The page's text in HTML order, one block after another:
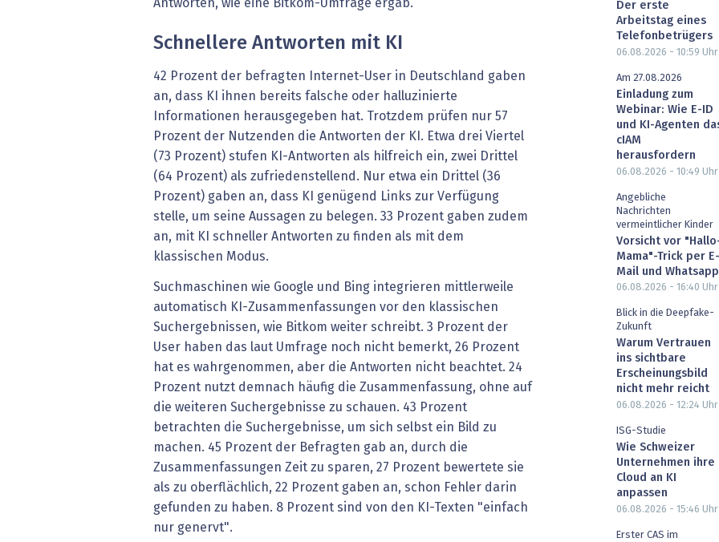
Antworten, wie eine Bitkom-Umfrage ergab.
Schnellere Antworten mit KI
42 Prozent der befragten Internet-User in Deutschland gaben
an, dass KI ihnen bereits falsche oder halluzinierte
Informationen herausgegeben hat. Trotzdem prüfen nur 57
Prozent der Nutzenden die Antworten der KI. Etwa drei Viertel
(73 Prozent) stufen KI-Antworten als hilfreich ein, zwei Drittel
(64 Prozent) als zufriedenstellend. Nur etwa ein Drittel (36
Prozent) gaben an, dass KI genügend Links zur Verfügung
stelle, um seine Aussagen zu belegen. 33 Prozent gaben zudem
an, mit KI schneller Antworten zu finden als mit dem
klassischen Modus.
Suchmaschinen wie Google und Bing integrieren mittlerweile
automatisch KI-Zusammenfassungen vor den klassischen
Suchergebnissen, wie Bitkom weiter schreibt. 3 Prozent der
User haben das laut Umfrage noch nicht bemerkt, 26 Prozent
hat es wahrgenommen, aber die Antworten nicht beachtet. 24
Prozent nutzt demnach häufig die Zusammenfassung, ohne auf
die weiteren Suchergebnisse zu schauen. 43 Prozent
betrachten die Suchergebnisse, um sich selbst ein Bild zu
machen. 45 Prozent der Befragten gab an, durch die
Zusammenfassungen Zeit zu sparen, 27 Prozent bewertete sie
als zu oberflächlich, 22 Prozent gaben an, schon Fehler darin
gefunden zu haben. 8 Prozent sind von den KI-Texten "einfach
nur genervt".
Der erste
Arbeitstag eines
Telefonbetrügers
06.08.2026 - 10:59 Uhr
Am 27.08.2026
Einladung zum
Webinar: Wie E-ID
und KI-Agenten
cIAM
herausfordern
06.08.2026 - 10:49 Uhr
Angebliche
Nachrichten
vermeintlicher Kinder
Vorsicht vor
Mama"-Trick per E-
Mail und Whatsapp
06.08.2026 - 16:40 Uhr
Blick in die Deepfake-
Zukunft
Warum Vertrauen
ins sichtbare
Erscheinungsbild
nicht mehr reicht
06.08.2026 - 12:24 Uhr
ISG-Studie
Wie Schweizer
Unternehmen ihre
Cloud an KI
anpassen
06.08.2026 - 15:46 Uhr
Erster CAS im